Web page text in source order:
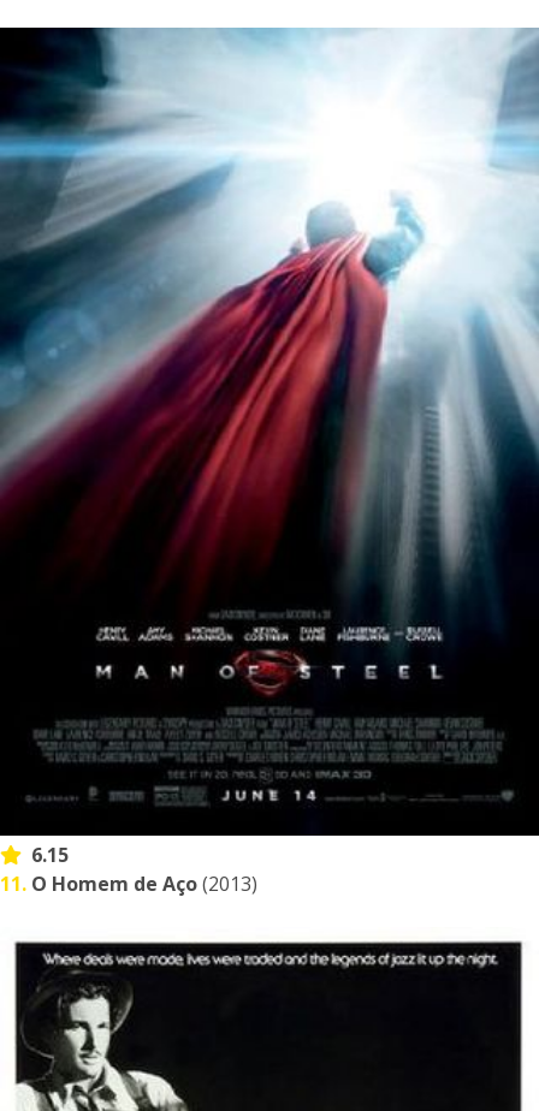
6.15
11. O Homem de Aço(2013)